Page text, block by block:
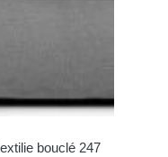
bouclé 247